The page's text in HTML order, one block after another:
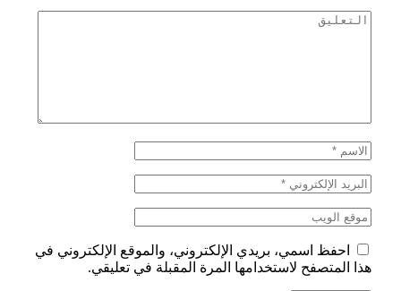
احفظ اسمي، بريدي الإلكتروني، والموقع الإلكتروني في
هذا المتصفح لاستخدامها المرة المقبلة في تعليقي.